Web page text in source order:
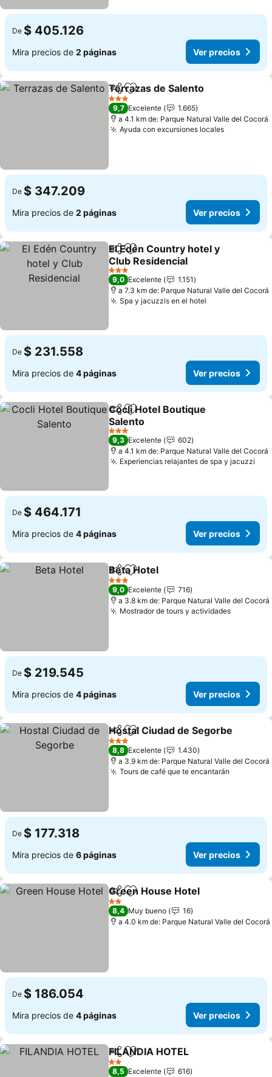
De $ 405.126
Mira precios de 2 páginas Ver precios
Compartir
Agregar a favoritos
Terrazas de Salento
3 Estrellas
9,7 Excelente
1.665
a 4.1 km de: Parque Natural Valle del Cocorá
Ayuda con excursiones locales
De $ 347.209
Mira precios de 2 páginas Ver precios
CompartirAgregar a favoritos
El Edén Country hotel y
Club Residencial
3 Estrellas
9,0 Excelente
1.151
a 7.3 km de: Parque Natural Valle del Cocorá
Spa y jacuzzis en el hotel
De $ 231.558
Mira precios de 4 páginas Ver precios
CompartirAgregar a favoritos
Cocli Hotel Boutique
Salento
3 Estrellas
9,3 Excelente
602
a 4.1 km de: Parque Natural Valle del Cocorá
Experiencias relajantes de spa y jacuzzi
De $ 464.171
Mira precios de 4 páginas Ver precios
CompartirAgregar a favoritos
Beta Hotel
3 Estrellas
9,0 Excelente
716
a 3.8 km de: Parque Natural Valle del Cocorá
Mostrador de tours y actividades
De $ 219.545
Mira precios de 4 páginas Ver precios
CompartirAgregar a favoritos
Hostal Ciudad de Segorbe
3 Estrellas
8,8 Excelente
1.430
a 3.9 km de: Parque Natural Valle del Cocorá
Tours de café que te encantarán
De $ 177.318
Mira precios de 6 páginas Ver precios
CompartirAgregar a favoritos
Green House Hotel
2 Estrellas
8,4 Muy bueno
16
a 4.0 km de: Parque Natural Valle del Cocorá
De $ 186.054
Mira precios de 4 páginas Ver precios
CompartirAgregar a favoritos
FILANDIA HOTEL
2 Estrellas
8,5 Excelente
616